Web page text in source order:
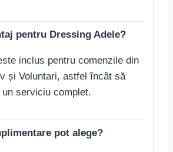
pentru Dressing Adele?
inclus pentru comenzile din
și Voluntari, astfel încât să
serviciu complet.
pot alege?